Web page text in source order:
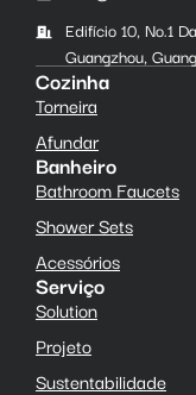
Edifício 10, No.1
Guangzhou,
Cozinha
Torneira
Afundar
Banheiro
Bathroom Faucets
Shower Sets
Acessórios
Serviço
Solution
Projeto
Sustentabilidade